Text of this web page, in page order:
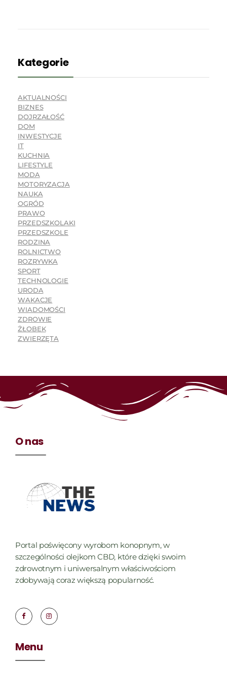
Kategorie
AKTUALNOŚCI
BIZNES
DOJRZAŁOŚĆ
DOM
INWESTYCJE
IT
KUCHNIA
LIFESTYLE
MODA
MOTORYZACJA
NAUKA
OGRÓD
PRAWO
PRZEDSZKOLAKI
PRZEDSZKOLE
RODZINA
ROLNICTWO
ROZRYWKA
SPORT
TECHNOLOGIE
URODA
WAKACJE
WIADOMOŚCI
ZDROWIE
ŻŁOBEK
ZWIERZĘTA
O nas
Portal poświęcony wyrobom konopnym, w
szczególności olejkom CBD, które dzięki swoim
zdrowotnym i uniwersalnym właściwościom
zdobywają coraz większą popularność.
Menu